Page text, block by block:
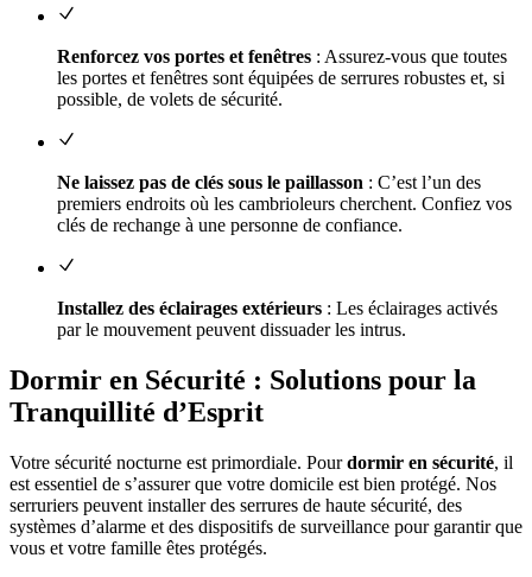
Renforcez vos portes et fenêtres : Assurez-vous que toutes
les portes et fenêtres sont équipées de serrures robustes et, si
possible, de volets de sécurité.
Ne laissez pas de clés sous le paillasson : C’est l’un des
premiers endroits où les cambrioleurs cherchent. Confiez vos
clés de rechange à une personne de confiance.
Installez des éclairages extérieurs : Les éclairages activés
par le mouvement peuvent dissuader les intrus.
Dormir en Sécurité : Solutions pour la
Tranquillité d’Esprit
Votre sécurité nocturne est primordiale. Pourdormir en sécurité, il
est essentiel de s’assurer que votre domicile est bien protégé. Nos
serruriers peuvent installer des serrures de haute sécurité, des
systèmes d’alarme et des dispositifs de surveillance pour garantir que
vous et votre famille êtes protégés.